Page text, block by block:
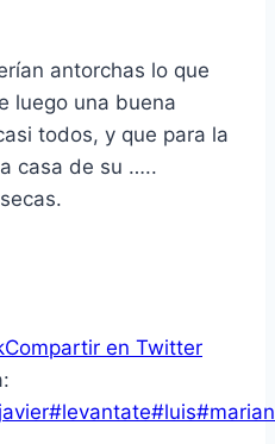
antorchas lo que
luego una buena
todos, y que para la
casa de su …..
Compartir en Twitter
javier#levantate#luis#